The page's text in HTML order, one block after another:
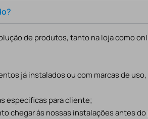
de produtos, tanto na loja como
já instalados ou com marcas de
especificas para cliente;
chegar às nossas instalações antes